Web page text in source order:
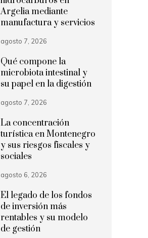
Argelia mediante
manufactura y servicios
agosto 7, 2026
Qué compone la
microbiota intestinal y
su papel en la digestión
agosto 7, 2026
La concentración
turística en Montenegro
y sus riesgos fiscales y
sociales
agosto 6, 2026
El legado de los fondos
de inversión más
rentables y su modelo
de gestión